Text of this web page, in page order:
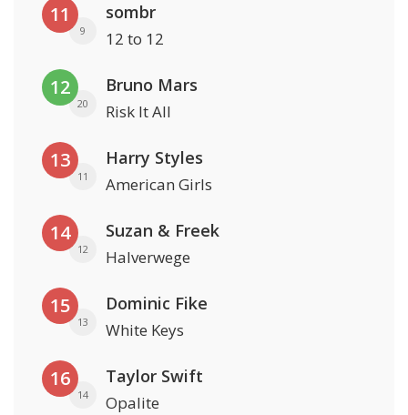
11
9
sombr
12 to 12
12
20
Bruno Mars
Risk It All
13
11
Harry Styles
American Girls
14
12
Suzan & Freek
Halverwege
15
13
Dominic Fike
White Keys
16
14
Taylor Swift
Opalite